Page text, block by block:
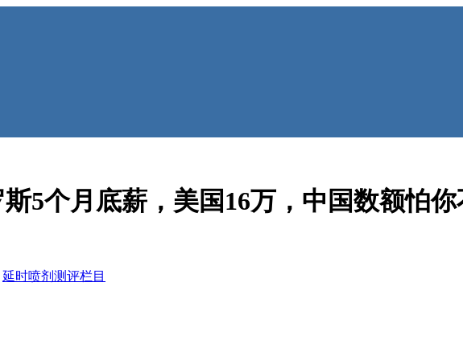
5个月底薪，美国16万，中国数额怕
延时喷剂测评栏目